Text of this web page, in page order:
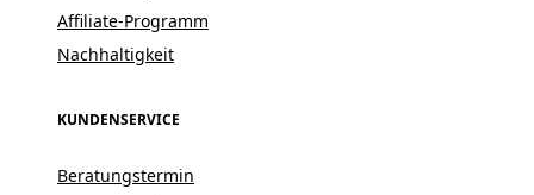
Affiliate-Programm
Nachhaltigkeit
KUNDENSERVICE
Beratungstermin